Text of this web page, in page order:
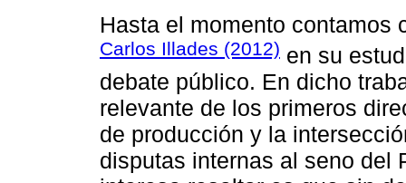
Hasta el momento contamos
Carlos Illades (2012) en su
debate público. En dicho
relevante de los primeros
de producción y la
disputas internas al seno del